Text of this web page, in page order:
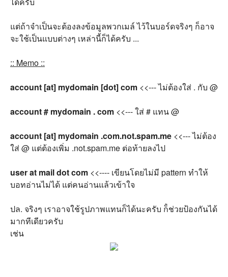
แต่ถ้าจำเป็นจะต้องลงข้อมูลพวกเมล์ ไว้ในบอร์ดจริงๆ ก็อาจ
จะใช้เป็นแบบต่างๆ เหล่านี้ก็ได้ครับ ...
:: Memo ::
account [at] mydomain [dot] com <<--- ไม่ต้องใส่ . กับ @
account # mydomain . com <<--- ใส่ # แทน @
account [at] mydomain .com.not.spam.me <<--- ไม่ต้อง
ใส่ @ แต่ต้องเพิ่ม .not.spam.me ต่อท้ายลงไป
user at mail dot com <<---- เขียนโดยไม่มี pattern ทำให้
บอทอ่านไม่ได้ แต่คนอ่านแล้วเข้าใจ
ปล. จริงๆ เราอาจใช้รูปภาพแทนก็ได้นะครับ ก็่ช่วยป้องกันได้
มากทีเดียวครับ
เช่น